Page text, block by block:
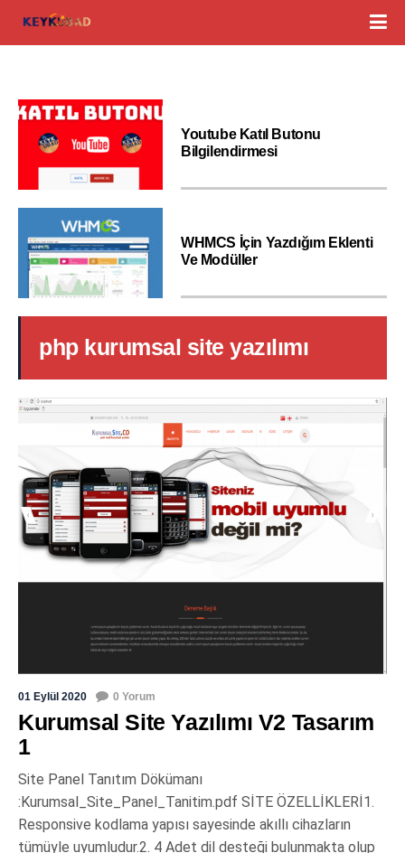
Youtube Katıl Butonu
Bilgilendirmesi
WHMCS İçin Yazdığım Eklenti
Ve Modüller
php kurumsal site yazılımı
01 Eylül 2020 0 Yorum
Kurumsal Site Yazılımı V2 Tasarım
1
Site Panel Tanıtım Dökümanı
:Kurumsal_Site_Panel_Tanitim.pdf SİTE ÖZELLİKLERİ1.
Responsive kodlama yapısı sayesinde akıllı cihazların
tümüyle uyumludur.2. 4 Adet dil desteği bulunmakta olup